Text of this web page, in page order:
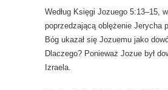
Według Księgi Jozuego 5:13–15,
poprzedzającą oblężenie Jerycha
Bóg ukazał się Jozuemu jako
Dlaczego? Ponieważ Jozue był
Izraela.